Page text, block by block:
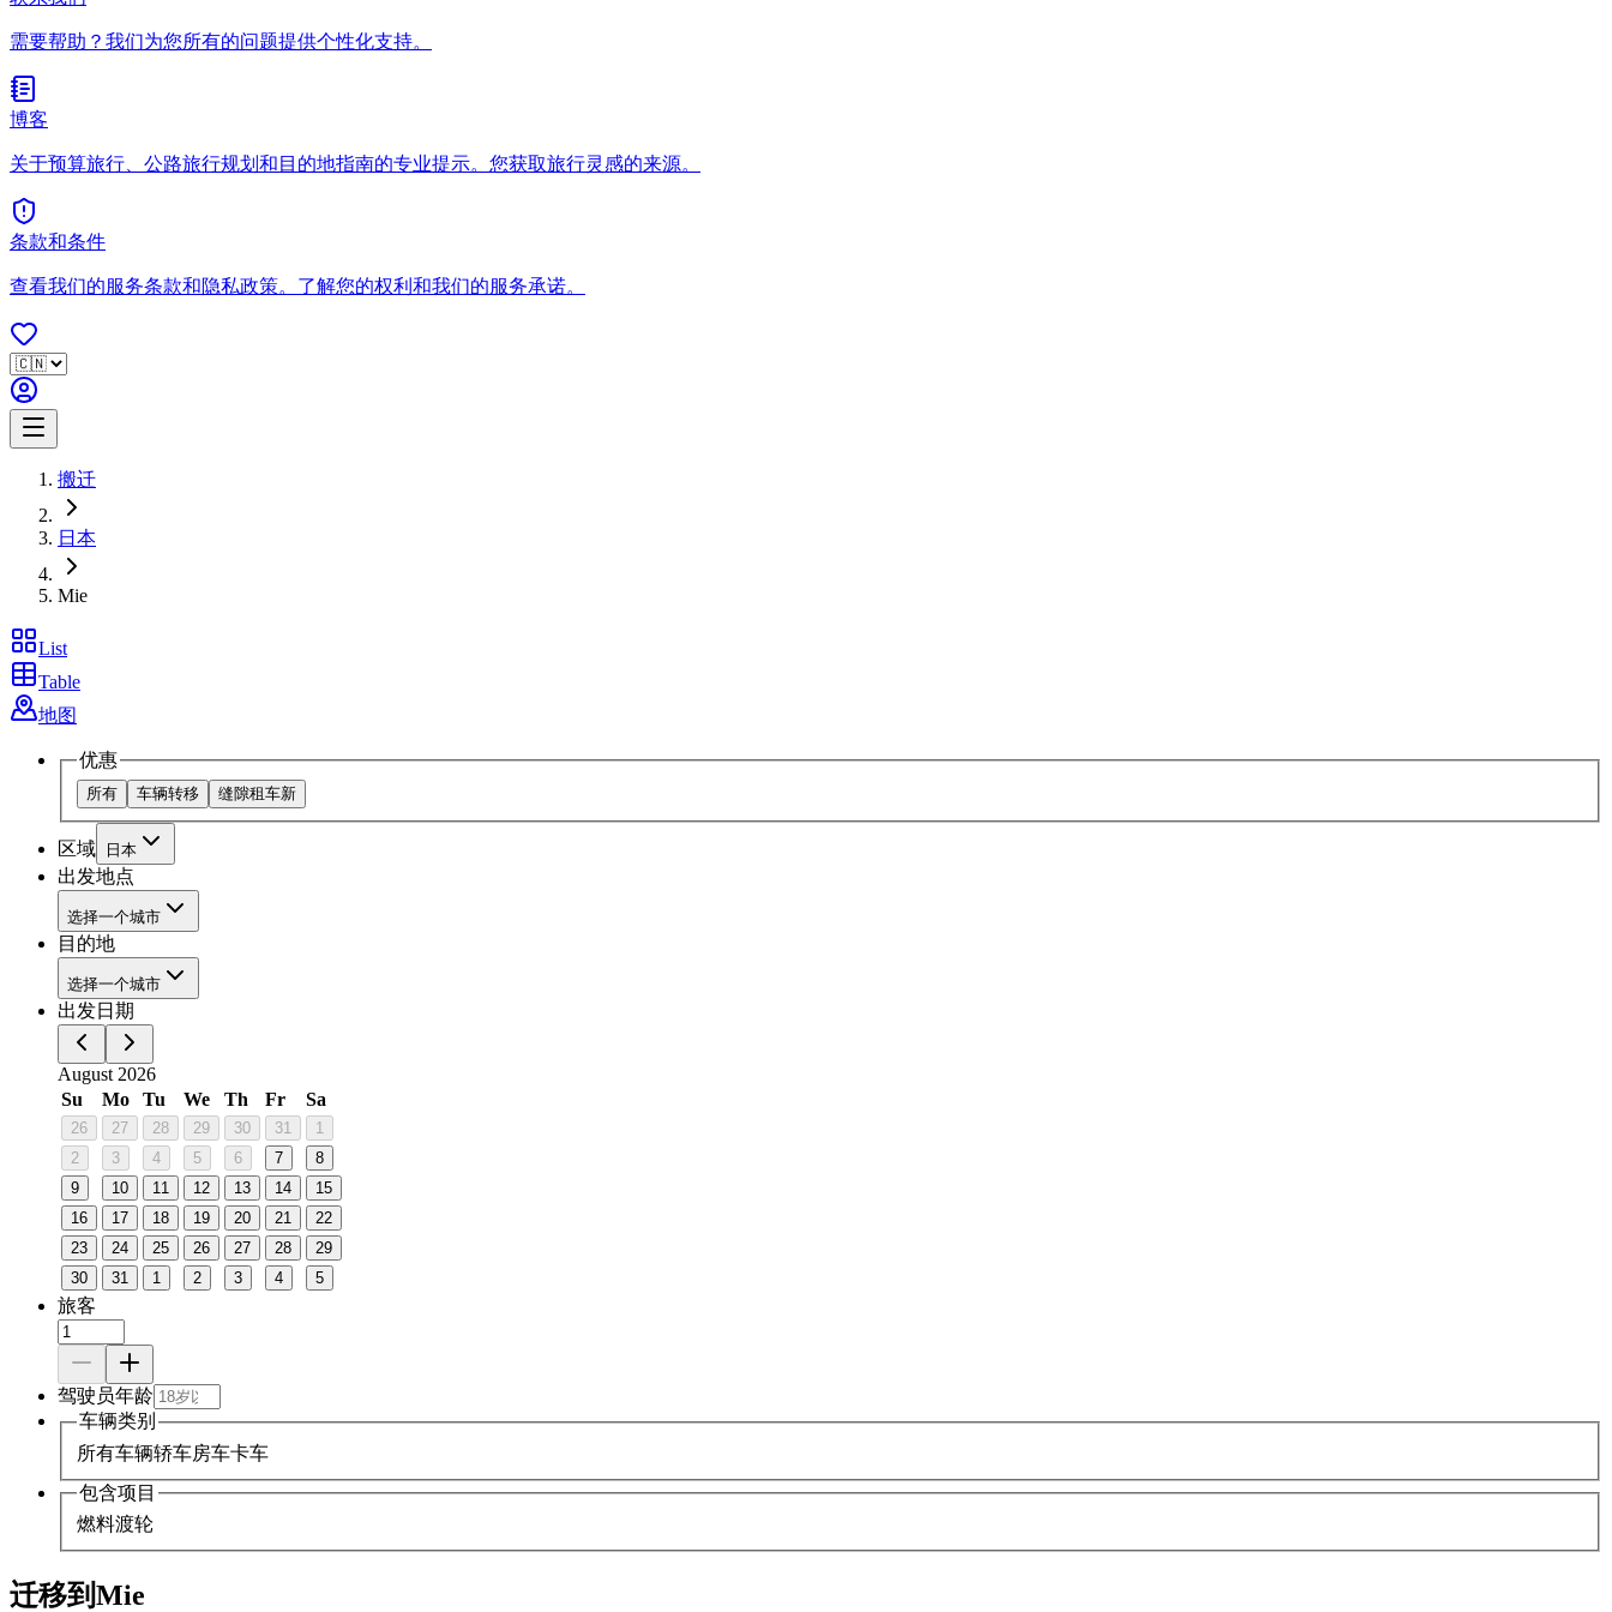
需要帮助？我们为您所有的问题提供个性化支持。
博客
关于预算旅行、公路旅行规划和目的地指南的专业提示。您获取旅行灵感的来源。
条款和条件
查看我们的服务条款和隐私政策。了解您的权利和我们的服务承诺。
搬迁
日本
Mie
List
Table
地图
优惠
所有 车辆转移 缝隙租车新
区域 日本
出发地点
选择一个城市
目的地
选择一个城市
出发日期
August 2026
Su
Mo Tu We Th Fr Sa
26 27 28 29 30 31
1
2
3 4 5 6 7
8
9
10 11 12 13 14
15
16
17 18 19 20 21
22
23
24 25 26 27 28
29
30
31 1 2 3 4 5
旅客
驾驶员年龄
车辆类别
所有车辆轿车房车卡车
包含项目
燃料渡轮
迁移到Mie